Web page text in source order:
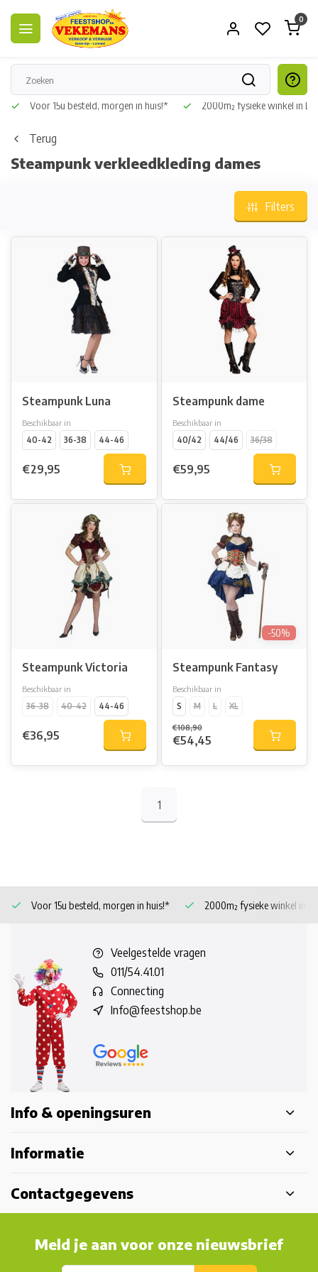
0
Voor 15u besteld, morgen in huis!* 2000m² fysieke winkel in
Terug
Steampunk verkleedkleding dames
Filters
Steampunk Luna
Beschikbaar in
40-42
36-38 44-46
€29,95
Steampunk dame
Beschikbaar in
40/42
44/46 36/38
€59,95
Steampunk Victoria
Beschikbaar in
36-38
40-42 44-46
€36,95
-50%
Steampunk Fantasy
Beschikbaar in
S
M L XL
€108,90
€54,45
1
Voor 15u besteld, morgen in huis!* 2000m² fysieke winkel in
Veelgestelde vragen
011/54.41.01
Connecting
Info@feestshop.be
Info & openingsuren
Informatie
Contactgegevens
Meld je aan voor onze nieuwsbrief